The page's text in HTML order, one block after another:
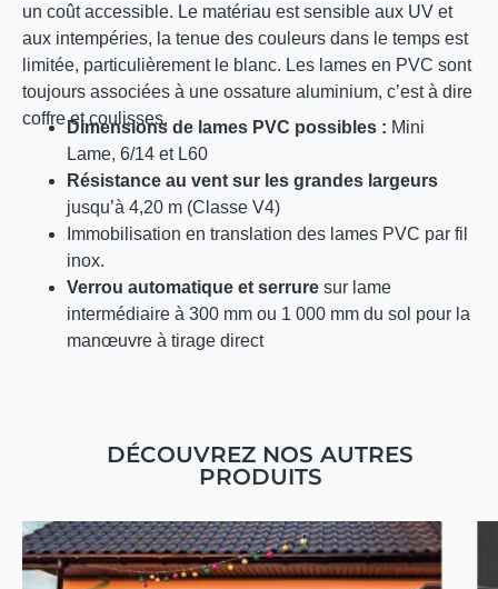
un coût accessible. Le matériau est sensible aux UV et
aux intempéries, la tenue des couleurs dans le temps est
limitée, particulièrement le blanc. Les lames en PVC sont
toujours associées à une ossature aluminium, c’est à dire
coffre et coulisses.
Dimensions de lames PVC possibles : Mini
Lame, 6/14 et L60
Résistance au vent sur les grandes largeurs
jusqu’à 4,20 m (Classe V4)
Immobilisation en translation des lames PVC par fil
inox.
Verrou automatique et serrure sur lame
intermédiaire à 300 mm ou 1 000 mm du sol pour la
manœuvre à tirage direct
DÉCOUVREZ NOS AUTRES
PRODUITS